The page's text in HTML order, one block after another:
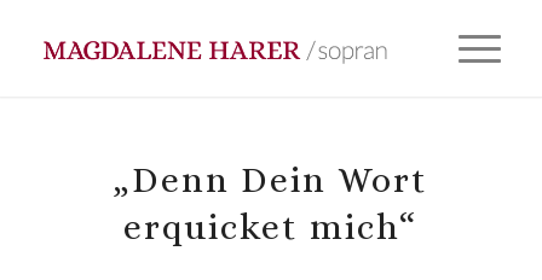
„Denn Dein Wort
erquicket mich“